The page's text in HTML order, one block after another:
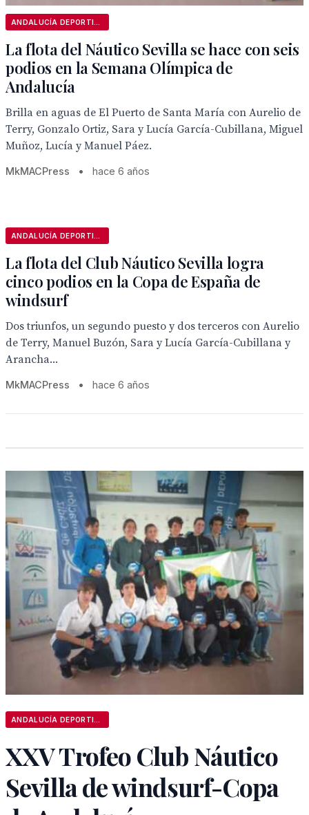
La flota del Náutico Sevilla se hace con seis
podios en la Semana Olímpica de
Andalucía
Brilla en aguas de El Puerto de Santa María con Aurelio de
Terry, Gonzalo Ortiz, Sara y Lucía García-Cubillana, Miguel
Muñoz, Lucía y Manuel Páez.
MkMACPress • hace 6 años
La flota del Club Náutico Sevilla logra
cinco podios en la Copa de España de
windsurf
Dos triunfos, un segundo puesto y dos terceros con Aurelio
de Terry, Manuel Buzón, Sara y Lucía García-Cubillana y
Arancha...
MkMACPress • hace 6 años
XXV Trofeo Club Náutico
Sevilla de windsurf-Copa